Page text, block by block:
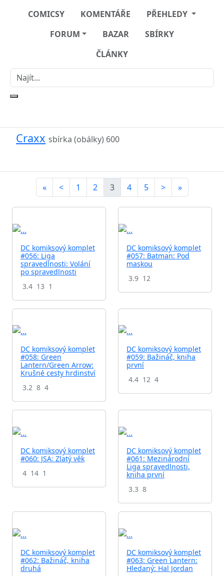
COMICSY KOMENTÁŘE
PŘEHLEDY
FORUM
BAZAR
SBÍRKY
ČLÁNKY
Craxx sbírka (obálky) 600
« < 1 2 3 4 5 > »
DC komiksový komplet
#056: Liga
spravedlnosti: Volání
po spravedlnosti
3.4 13 1
DC komiksový komplet
#057: Batman: Pod
maskou
3.9 12
DC komiksový komplet
#058: Green
Lantern/Green Arrow:
Krušné cesty hrdinství
3.2 8 4
DC komiksový komplet
#059: Bažináč, kniha
první
4.4 12 4
DC komiksový komplet
#060: JSA: Zlatý věk
4 14 1
DC komiksový komplet
#061: Mezinárodní
Liga spravedlnosti,
kniha první
3.3 8
DC komiksový komplet
#062: Bažináč, kniha
druhá
DC komiksový komplet
#063: Green Lantern:
Hledaný: Hal Jordan